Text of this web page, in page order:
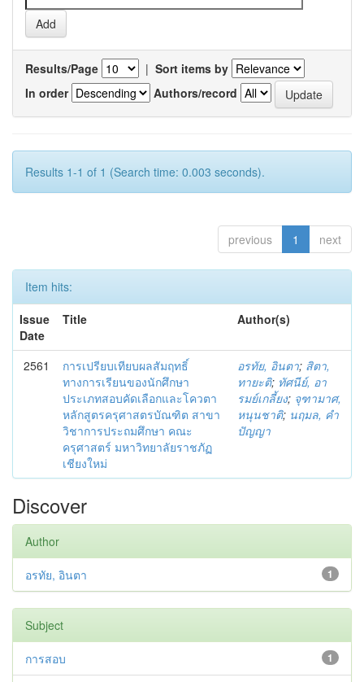
Results/Page | Sort items by
In order
Authors/record
Results 1-1 of 1 (Search time: 0.003 seconds).
previous 1 next
Item hits:
Issue
Date
Title Author(s)
2561
การเปรียบเทียบผลสัมฤทธิ์
ทางการเรียนของนักศึกษา
ประเภทสอบคัดเลือกและโควตา
หลักสูตรครุศาสตรบัณฑิต สาขา
วิชาการประถมศึกษา คณะ
ครุศาสตร์ มหาวิทยาลัยราชภัฏ
เชียงใหม่
อรทัย, อินตา; สิตา,
ทายะติ; ทัศนีย์, อา
รมย์เกลี้ยง; จุฑามาศ,
หนุนชาติ; นฤมล, คำ
ปัญญา
Discover
Author
1
อรทัย, อินตา
Subject
1
การสอบ